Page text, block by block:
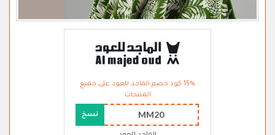
15% كود خصم الماجد للعود على جميع
المنتجات
MM20 نسخ